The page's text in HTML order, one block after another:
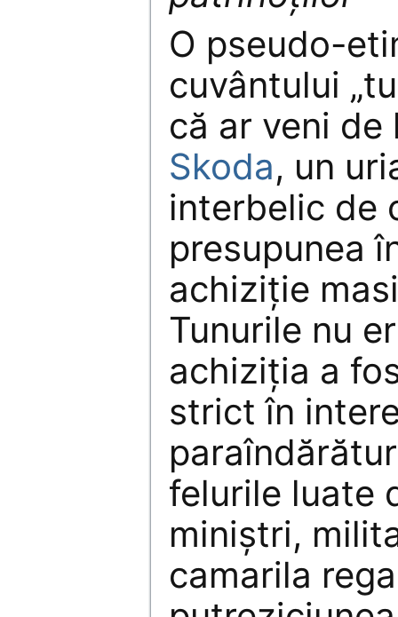
O pseudo-
cuvântului
că ar veni
Skoda, un
interbelic de
presupunea
achiziție
Tunurile nu
achiziția a
strict în
felurile luate
miniștri,
camarila